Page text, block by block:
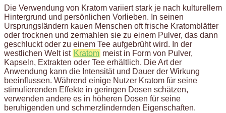
Die Verwendung von Kratom variiert stark je nach kulturellem
Hintergrund und persönlichen Vorlieben. In seinen
Ursprungsländern kauen Menschen oft frische Kratomblätter
oder trocknen und zermahlen sie zu einem Pulver, das dann
geschluckt oder zu einem Tee aufgebrüht wird. In der
westlichen Welt ist Kratom meist in Form von Pulver,
Kapseln, Extrakten oder Tee erhältlich. Die Art der
Anwendung kann die Intensität und Dauer der Wirkung
beeinflussen. Während einige Nutzer Kratom für seine
stimulierenden Effekte in geringen Dosen schätzen,
verwenden andere es in höheren Dosen für seine
beruhigenden und schmerzlindernden Eigenschaften.